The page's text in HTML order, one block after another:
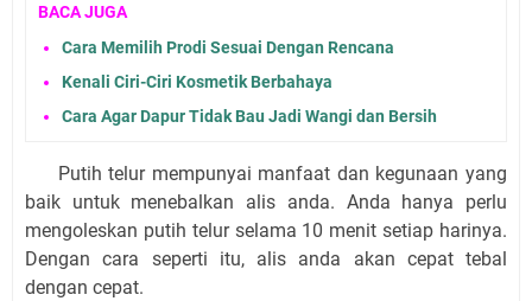
BACA JUGA
Cara Memilih Prodi Sesuai Dengan Rencana
Kenali Ciri-Ciri Kosmetik Berbahaya
Cara Agar Dapur Tidak Bau Jadi Wangi dan Bersih
Putih telur mempunyai manfaat dan kegunaan yang
baik untuk menebalkan alis anda. Anda hanya perlu
mengoleskan putih telur selama 10 menit setiap harinya.
Dengan cara seperti itu, alis anda akan cepat tebal
dengan cepat.